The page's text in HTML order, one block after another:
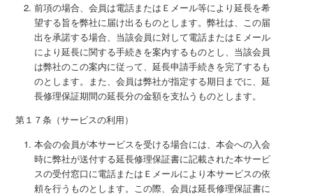
前項の場合、会員は電話またはＥメール等により延長を希
望する旨を弊社に届け出るものとします。弊社は、この届
出を承諾する場合、当該会員に対して電話またはＥメール
により延長に関する手続きを案内するものとし、当該会員
は弊社のこの案内に従って、延長申請手続きを完了するも
のとします。また、会員は弊社が指定する期日までに、延
長修理保証期間の延長分の金額を支払うものとします。
第１７条（サービスの利用）
本会の会員が本サービスを受ける場合には、本会への入会
時に弊社が送付する延長修理保証書に記載された本サービ
スの受付窓口に電話またはＥメールにより本サービスの依
頼を行うものとします。この際、会員は延長修理保証書に